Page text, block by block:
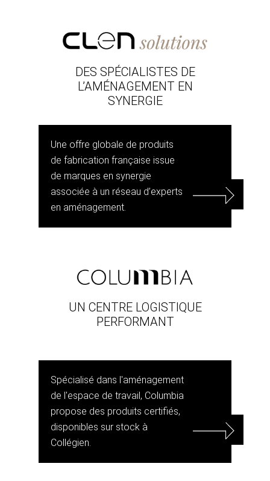
DES SPÉCIALISTES DE
L’AMÉNAGEMENT EN
SYNERGIE
Une offre globale de produits
de fabrication française issue
de marques en synergie
associée à un réseau d’experts
en aménagement.
UN CENTRE LOGISTIQUE
PERFORMANT
Spécialisé dans l'aménagement
de l'espace de travail, Columbia
propose des produits certifiés,
disponibles sur stock à
Collégien.